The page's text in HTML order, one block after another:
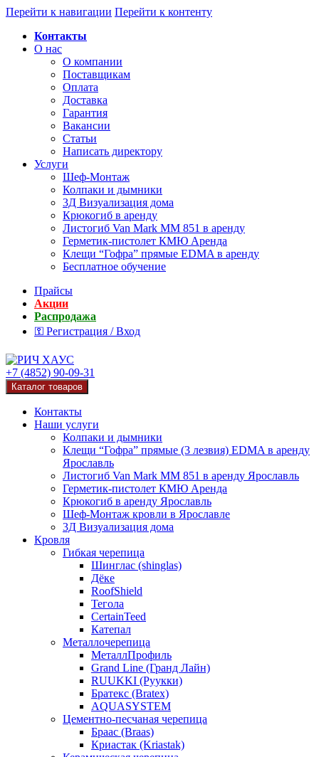
Перейти к навигации Перейти к контенту
Контакты
О нас
О компании
Поставщикам
Оплата
Доставка
Гарантия
Вакансии
Статьи
Написать директору
Услуги
Шеф-Монтаж
Колпаки и дымники
3Д Визуализация дома
Крюкогиб в аренду
Листогиб Van Mark MM 851 в аренду
Герметик-пистолет КМЮ Аренда
Клещи “Гофра” прямые EDMA в аренду
Бесплатное обучение
Прайсы
Акции
Распродажа
⚿ Регистрация / Вход
+7 (4852) 90-09-31
Каталог товаров
Контакты
Наши услуги
Колпаки и дымники
Клещи “Гофра” прямые (3 лезвия) EDMA в аренду
Ярославль
Листогиб Van Mark MM 851 в аренду Ярославль
Герметик-пистолет КМЮ Аренда
Крюкогиб в аренду Ярославль
Шеф-Монтаж кровли в Ярославле
3Д Визуализация дома
Кровля
Гибкая черепица
Шинглас (shinglas)
Дёке
RoofShield
Тегола
CertainTeed
Катепал
Металлочерепица
МеталлПрофиль
Grand Line (Гранд Лайн)
RUUKKI (Руукки)
Братекс (Bratex)
AQUASYSTEM
Цементно-песчаная черепица
Браас (Braas)
Криастак (Kriastak)